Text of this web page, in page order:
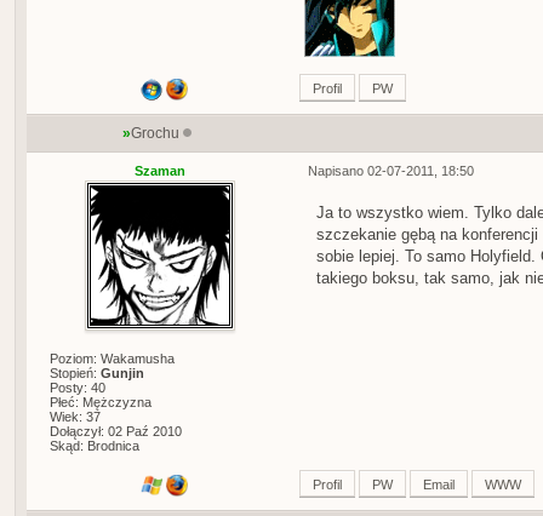
Profil PW
»Grochu
Szaman
Poziom: Wakamusha
Stopień: Gunjin
Posty: 40
Płeć: Mężczyzna
Wiek: 37
Dołączył: 02 Paź 2010
Skąd: Brodnica
Napisano 02-07-2011, 18:50
Ja to wszystko wiem. Tylko
szczekanie gębą na
sobie lepiej. To samo
takiego boksu, tak samo, jak
Profil PW Email WWW